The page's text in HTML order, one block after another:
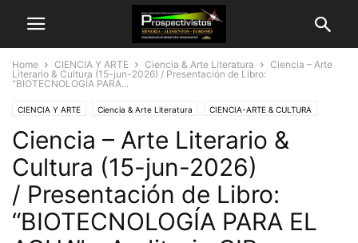
Home CIENCIA Y ARTE Ciencia & Arte Literatura
Ciencia – Arte
Literario & Cultura (15-jun-2026) / Presentación de Libro:
“BIOTECNOLOGÍA PARA...
CIENCIA Y ARTE Ciencia & Arte Literatura CIENCIA-ARTE & CULTURA
INGENIERIA INSTITUCIONAL
Ciencia – Arte Literario &
Cultura (15-jun-2026)
/ Presentación de Libro:
“BIOTECNOLOGÍA PARA EL